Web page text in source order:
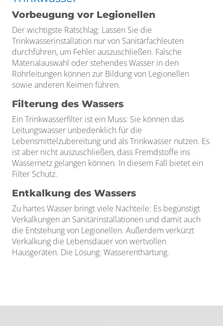
Vorbeugung vor Legionellen
Der wichtigste Ratschlag: Lassen Sie die
Trinkwasserinstallation nur von Sanitärfachleuten
durchführen, um Fehler auszuschließen. Falsche
Materialauswahl oder stehendes Wasser in den
Rohrleitungen können zur Bildung von Legionellen
sowie anderen Keimen führen.
Filterung des Wassers
Ein Trinkwasserfilter ist ein Muss: Sie können das
Leitungswasser unbedenklich für die
Lebensmittelzubereitung und als Trinkwasser nutzen. Es
ist aber nicht auszuschließen, dass Fremdstoffe ins
Wassernetz gelangen können. In diesem Fall bietet ein
Filter Schutz.
Entkalkung des Wassers
Zu hartes Wasser bringt viele Nachteile: Es begünstigt
Verkalkungen an Sanitärinstallationen und damit auch
die Entstehung von Legionellen. Außerdem verkürzt
Verkalkung die Lebensdauer von wertvollen
Hausgeräten. Die Lösung: Wasserenthärtung.